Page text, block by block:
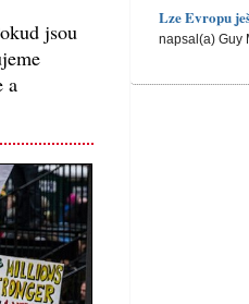
jsou
a
Lze Evropu
napsal(a) Guy